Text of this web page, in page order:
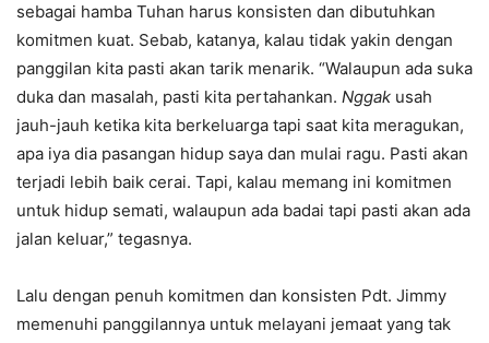
sebagai hamba Tuhan harus konsisten dan dibutuhkan
komitmen kuat. Sebab, katanya, kalau tidak yakin dengan
panggilan kita pasti akan tarik menarik. “Walaupun ada suka
duka dan masalah, pasti kita pertahankan. Nggak usah
jauh-jauh ketika kita berkeluarga tapi saat kita meragukan,
apa iya dia pasangan hidup saya dan mulai ragu. Pasti akan
terjadi lebih baik cerai. Tapi, kalau memang ini komitmen
untuk hidup semati, walaupun ada badai tapi pasti akan ada
jalan keluar,” tegasnya.
Lalu dengan penuh komitmen dan konsisten Pdt. Jimmy
memenuhi panggilannya untuk melayani jemaat yang tak